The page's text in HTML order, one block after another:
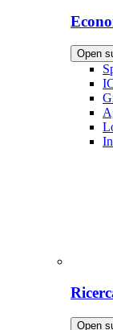
Open
Open